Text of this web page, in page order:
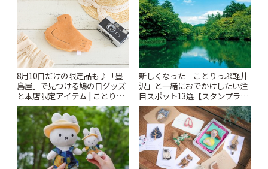
8月10日だけの限定品も♪「豊
島屋」で見つける鳩の日グッズ
と本店限定アイテム | ことりっ
ぷ
新しくなった「ことりっぷ軽井
沢」と一緒におでかけしたい注
目スポット13選【スタンプラリ
ー開催中】 | ことりっぷ